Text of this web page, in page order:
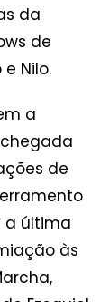
da
de
Nilo.
a
de
a última
às